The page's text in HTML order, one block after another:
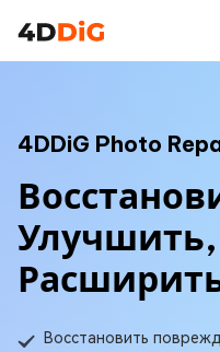
4DDiG Photo
Улучшить,
Восстановить